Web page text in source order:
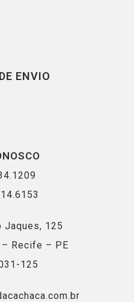
ENVIO
Jaques, 125
– Recife – PE
125